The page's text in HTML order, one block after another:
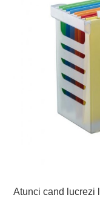
Atunci cand lucrezi